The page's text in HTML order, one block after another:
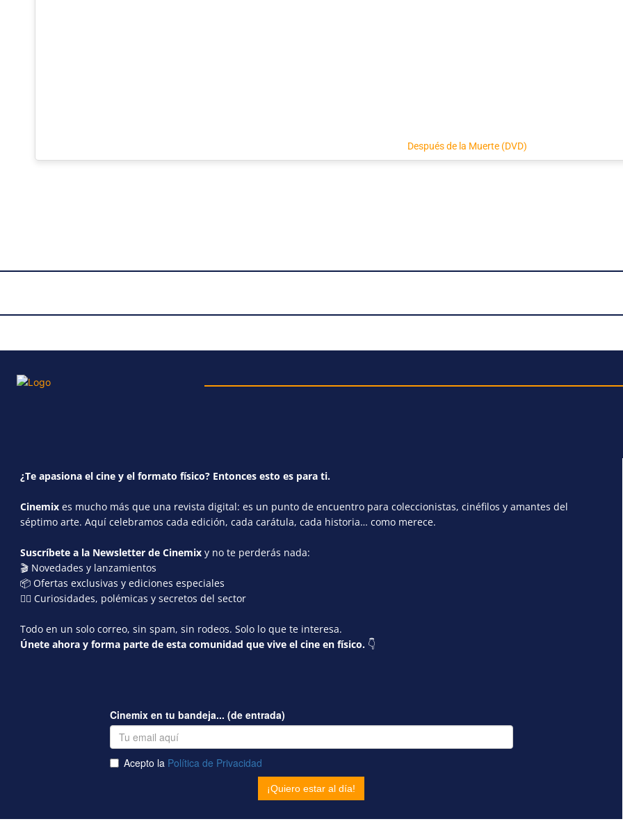
Después de la Muerte (DVD)
¿Te apasiona el cine y el formato físico? Entonces esto es para ti.
Cinemix es mucho más que una revista digital: es un punto de encuentro para coleccionistas, cinéfilos y amantes del
séptimo arte. Aquí celebramos cada edición, cada carátula, cada historia… como merece.
Suscríbete a la Newsletter de Cinemix y no te perderás nada:
🎬 Novedades y lanzamientos
📦 Ofertas exclusivas y ediciones especiales
🕵️‍♂️ Curiosidades, polémicas y secretos del sector
Todo en un solo correo, sin spam, sin rodeos. Solo lo que te interesa.
Únete ahora y forma parte de esta comunidad que vive el cine en físico. 👇